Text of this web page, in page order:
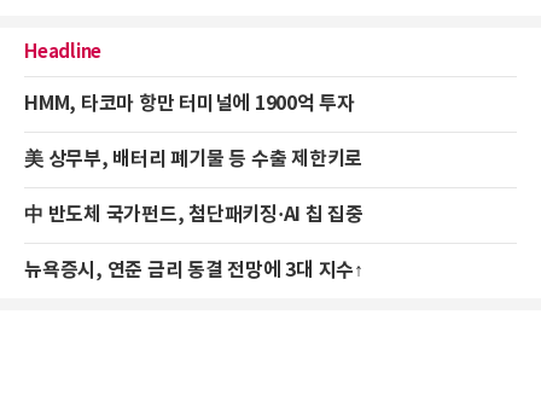
Headline
HMM, 타코마 항만 터미널에 1900억 투자
美 상무부, 배터리 폐기물 등 수출 제한키로
中 반도체 국가펀드, 첨단패키징·AI 칩 집중
뉴욕증시, 연준 금리 동결 전망에 3대 지수↑